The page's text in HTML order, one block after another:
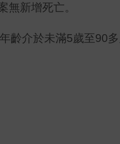
新增死亡。
齡介於未滿5歲至90